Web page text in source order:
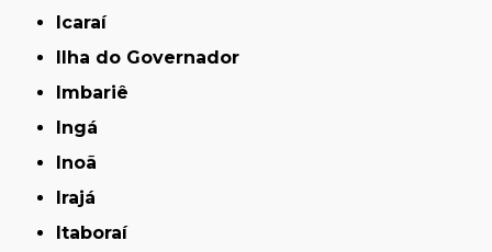
Icaraí
Ilha do Governador
Imbariê
Ingá
Inoã
Irajá
Itaboraí